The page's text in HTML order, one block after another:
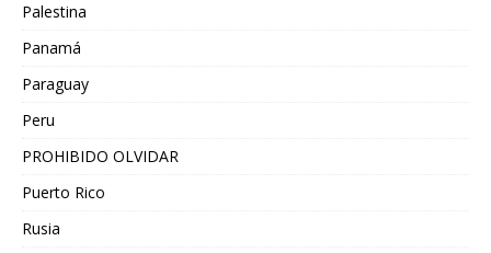
Palestina
Panamá
Paraguay
Peru
PROHIBIDO OLVIDAR
Puerto Rico
Rusia